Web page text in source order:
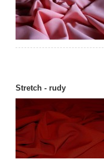
Stretch - rudy